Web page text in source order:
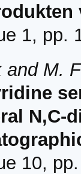
1, pp.
M.
N,C-
10,